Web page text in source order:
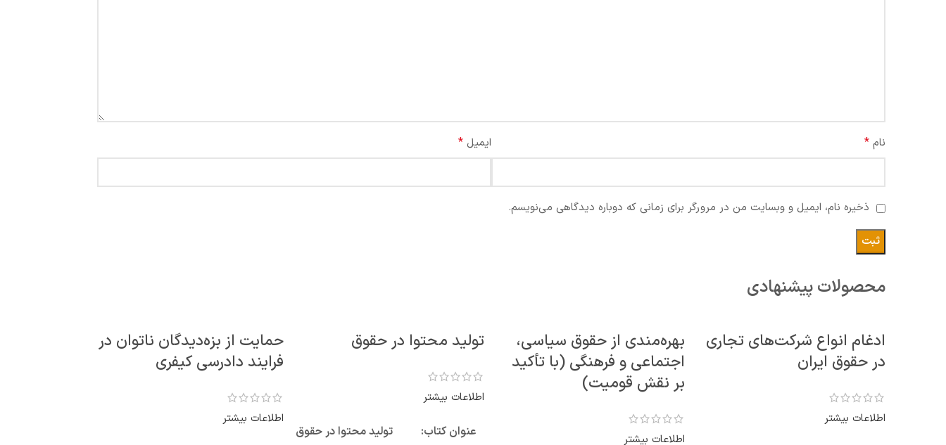
نام * ایمیل *
ذخیره نام، ایمیل و وبسایت من در مرورگر برای زمانی که دوباره دیدگاهی می‌نویسم.
محصولات پیشنهادی
ادغام انواع شرکت‌های تجاری
در حقوق ایران
اطلاعات بیشتر
بهره‌مندی از حقوق سیاسی،
اجتماعی و فرهنگی (با تأکید
بر نقش قومیت)
اطلاعات بیشتر
تولید محتوا در حقوق
اطلاعات بیشتر
عنوان کتاب: تولید محتوا در حقوق
حمایت از بزه‌دیدگان ناتوان در
فرایند دادرسی کیفری
اطلاعات بیشتر